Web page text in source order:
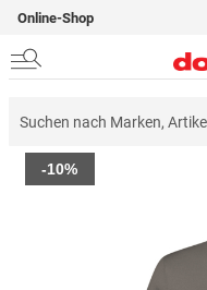
Online-Shop
Zum
Ende
-10%